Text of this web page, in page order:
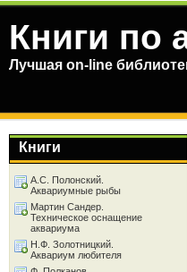
Книги по
Лучшая on-line
Книги
А.С. Полонский.
Аквариумные рыбы
Мартин Сандер.
Техническое оснащение
аквариума
Н.Ф. Золотницкий.
Аквариум любителя